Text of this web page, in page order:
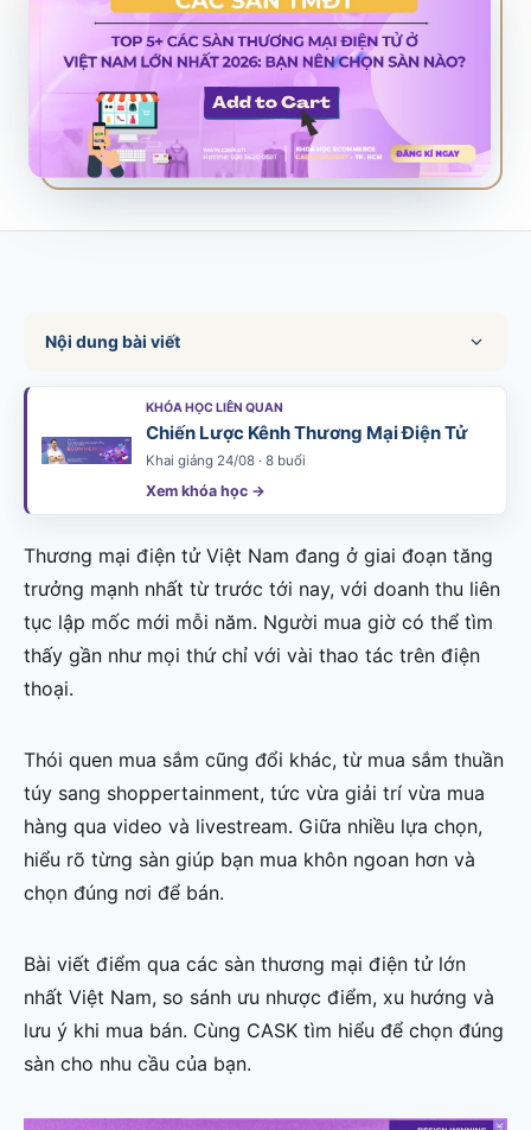
SALES & DISTRIBUTION
Modern Trade Key Account Management
Quản trị khách hàng trọng điểm kênh hiện đại
Design Winning Ecommerce Channel
Nội dung bài viết
KHÓA HỌC LIÊN QUAN
Chiến Lược Kênh Thương Mại Điện Tử
Khai giảng 24/08 · 8 buổi
Xem khóa học →
Thương mại điện tử Việt Nam đang ở giai đoạn tăng
trưởng mạnh nhất từ trước tới nay, với doanh thu liên
tục lập mốc mới mỗi năm. Người mua giờ có thể tìm
thấy gần như mọi thứ chỉ với vài thao tác trên điện
thoại.
Thói quen mua sắm cũng đổi khác, từ mua sắm thuần
túy sang shoppertainment, tức vừa giải trí vừa mua
hàng qua video và livestream. Giữa nhiều lựa chọn,
hiểu rõ từng sàn giúp bạn mua khôn ngoan hơn và
chọn đúng nơi để bán.
Bài viết điểm qua các sàn thương mại điện tử lớn
nhất Việt Nam, so sánh ưu nhược điểm, xu hướng và
lưu ý khi mua bán. Cùng CASK tìm hiểu để chọn đúng
sàn cho nhu cầu của bạn.